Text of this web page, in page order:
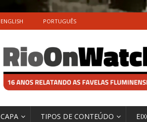
ENGLISH PORTUGUÊS
CAPA TIPOS DE CONTEÚDO